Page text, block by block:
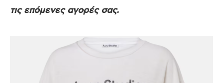
τις επόμενες αγορές σας.